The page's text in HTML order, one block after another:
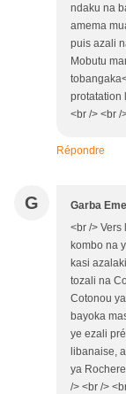
ndaku na
amema
puis azali
Mobutu
protatation
<br /> <br /
Répondre
G Garba
<br /> Vers
kombo na
kasi
tozali na
Cotonou
bayoka
ye ezali
libanaise,
ya
/> <br />